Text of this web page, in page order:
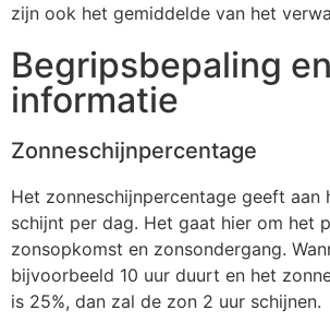
zijn ook het gemiddelde van het
Begripsbepaling en
informatie
Zonneschijnpercentage
Het zonneschijnpercentage geeft aan
schijnt per dag. Het gaat hier om het
zonsopkomst en zonsondergang.
bijvoorbeeld 10 uur duurt en het
is 25%, dan zal de zon 2 uur schijnen.